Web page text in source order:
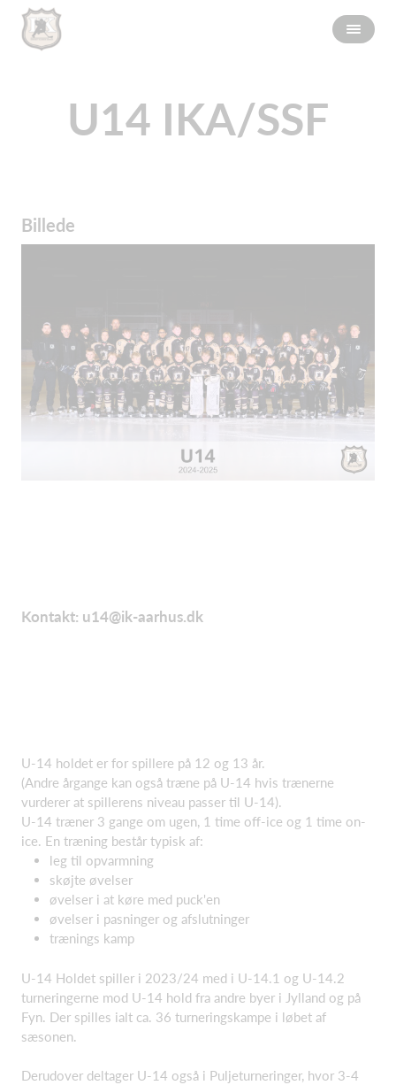
U14 IKA/SSF
Billede
Kontakt: u14@ik-aarhus.dk
U-14 holdet er for spillere på 12 og 13 år.
(Andre årgange kan også træne på U-14 hvis trænerne
vurderer at spillerens niveau passer til U-14).
U-14 træner 3 gange om ugen, 1 time off-ice og 1 time on-
ice. En træning består typisk af:
leg til opvarmning
skøjte øvelser
øvelser i at køre med puck'en
øvelser i pasninger og afslutninger
trænings kamp
U-14 Holdet spiller i 2023/24 med i U-14.1 og U-14.2
turneringerne mod U-14 hold fra andre byer i Jylland og på
Fyn. Der spilles ialt ca. 36 turneringskampe i løbet af
sæsonen.
Derudover deltager U-14 også i Puljeturneringer, hvor 3-4